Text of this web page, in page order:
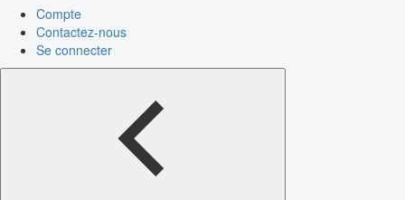
Compte
Contactez-nous
Se connecter